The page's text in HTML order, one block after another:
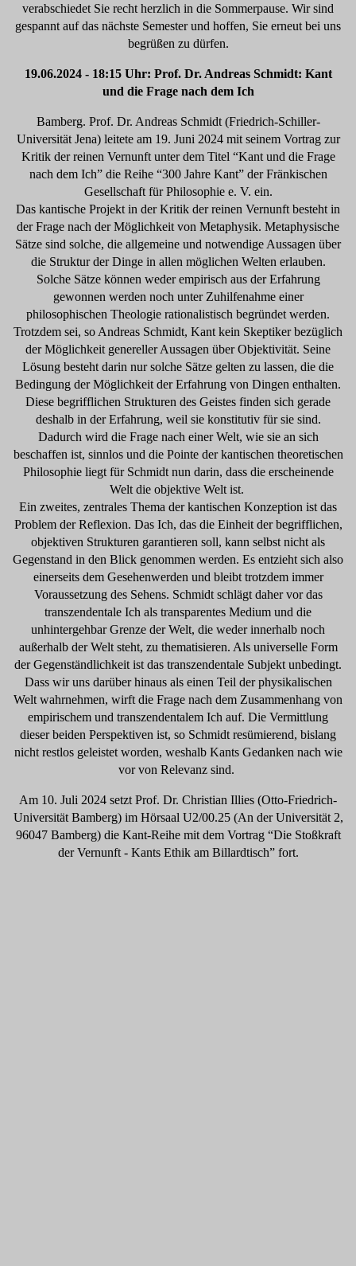
verabschiedet Sie recht herzlich in die Sommerpause. Wir sind
gespannt auf das nächste Semester und hoffen, Sie erneut bei uns
begrüßen zu dürfen.
19.06.2024 - 18:15 Uhr: Prof. Dr. Andreas Schmidt: Kant
und die Frage nach dem Ich
Bamberg. Prof. Dr. Andreas Schmidt (Friedrich-Schiller-
Universität Jena) leitete am 19. Juni 2024 mit seinem Vortrag zur
Kritik der reinen Vernunft unter dem Titel “Kant und die Frage
nach dem Ich” die Reihe “300 Jahre Kant” der Fränkischen
Gesellschaft für Philosophie e. V. ein.
Das kantische Projekt in der Kritik der reinen Vernunft besteht in
der Frage nach der Möglichkeit von Metaphysik. Metaphysische
Sätze sind solche, die allgemeine und notwendige Aussagen über
die Struktur der Dinge in allen möglichen Welten erlauben.
Solche Sätze können weder empirisch aus der Erfahrung
gewonnen werden noch unter Zuhilfenahme einer
philosophischen Theologie rationalistisch begründet werden.
Trotzdem sei, so Andreas Schmidt, Kant kein Skeptiker bezüglich
der Möglichkeit genereller Aussagen über Objektivität. Seine
Lösung besteht darin nur solche Sätze gelten zu lassen, die die
Bedingung der Möglichkeit der Erfahrung von Dingen enthalten.
Diese begrifflichen Strukturen des Geistes finden sich gerade
deshalb in der Erfahrung, weil sie konstitutiv für sie sind.
Dadurch wird die Frage nach einer Welt, wie sie an sich
beschaffen ist, sinnlos und die Pointe der kantischen theoretischen
Philosophie liegt für Schmidt nun darin, dass die erscheinende
Welt die objektive Welt ist.
Ein zweites, zentrales Thema der kantischen Konzeption ist das
Problem der Reflexion. Das Ich, das die Einheit der begrifflichen,
objektiven Strukturen garantieren soll, kann selbst nicht als
Gegenstand in den Blick genommen werden. Es entzieht sich also
einerseits dem Gesehenwerden und bleibt trotzdem immer
Voraussetzung des Sehens. Schmidt schlägt daher vor das
transzendentale Ich als transparentes Medium und die
unhintergehbar Grenze der Welt, die weder innerhalb noch
außerhalb der Welt steht, zu thematisieren. Als universelle Form
der Gegenständlichkeit ist das transzendentale Subjekt unbedingt.
Dass wir uns darüber hinaus als einen Teil der physikalischen
Welt wahrnehmen, wirft die Frage nach dem Zusammenhang von
empirischem und transzendentalem Ich auf. Die Vermittlung
dieser beiden Perspektiven ist, so Schmidt resümierend, bislang
nicht restlos geleistet worden, weshalb Kants Gedanken nach wie
vor von Relevanz sind.
Am 10. Juli 2024 setzt Prof. Dr. Christian Illies (Otto-Friedrich-
Universität Bamberg) im Hörsaal U2/00.25 (An der Universität 2,
96047 Bamberg) die Kant-Reihe mit dem Vortrag “Die Stoßkraft
der Vernunft - Kants Ethik am Billardtisch” fort.